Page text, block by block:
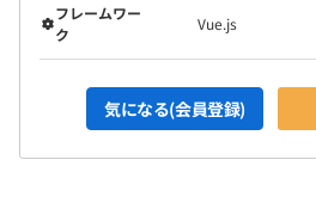
当社では年2回、360度手法による
（会社や上司だけでなく、同僚や
頂きます）
若手社員は特にそうですが、
半年経過するとスキルが大きく成
す。
フレームワー
ク
Vue.js
気になる(会員登録)